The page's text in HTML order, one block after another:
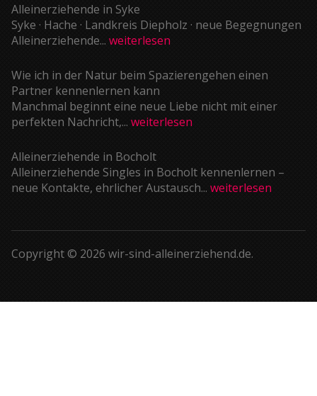
Alleinerziehende in Syke
Syke · Hache · Landkreis Diepholz · neue Begegnungen
Alleinerziehende... weiterlesen
Wie ich in der Natur beim Spazierengehen einen
Partner kennenlernen kann
Manchmal beginnt eine neue Liebe nicht mit einer
perfekten Nachricht,... weiterlesen
Alleinerziehende in Bocholt
Alleinerziehende Singles in Bocholt kennenlernen –
neue Kontakte, ehrlicher Austausch... weiterlesen
Copyright © 2026 wir-sind-alleinerziehend.de.